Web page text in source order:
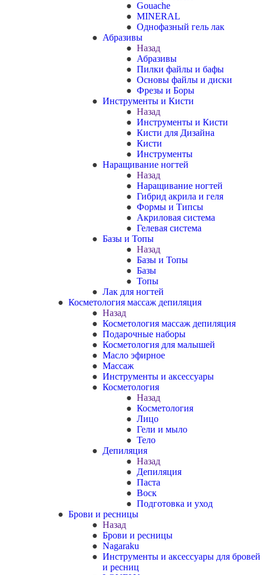
Gouache
MINERAL
Однофазный гель лак
Абразивы
Назад
Абразивы
Пилки файлы и бафы
Основы файлы и диски
Фрезы и Боры
Инструменты и Кисти
Назад
Инструменты и Кисти
Кисти для Дизайна
Кисти
Инструменты
Наращивание ногтей
Назад
Наращивание ногтей
Гибрид акрила и геля
Формы и Типсы
Акриловая система
Гелевая система
Базы и Топы
Назад
Базы и Топы
Базы
Топы
Лак для ногтей
Косметология массаж депиляция
Назад
Косметология массаж депиляция
Подарочные наборы
Косметология для малышей
Масло эфирное
Массаж
Инструменты и аксессуары
Косметология
Назад
Косметология
Лицо
Гели и мыло
Тело
Депиляция
Назад
Депиляция
Паста
Воск
Подготовка и уход
Брови и ресницы
Назад
Брови и ресницы
Nagaraku
Инструменты и аксессуары для бровей
и ресниц